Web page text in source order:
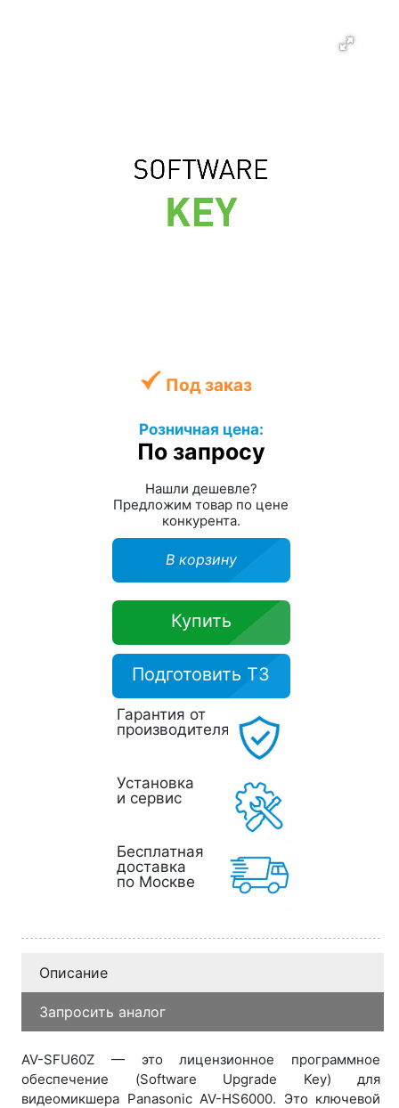
Под заказ
Розничная цена:
По запросу
Нашли дешевле?
Предложим товар по цене
конкурента.
В корзину
Купить
Подготовить ТЗ
Гарантия от
производителя
Установка
и сервис
Бесплатная
доставка
по Москве
Описание
Запросить аналог
AV-SFU60Z — это лицензионное программное
обеспечение (Software Upgrade Key) для
видеомикшера Panasonic AV-HS6000. Это ключевой